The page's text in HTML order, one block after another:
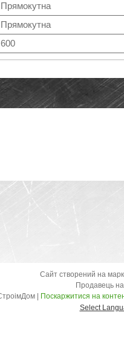
Прямокутна
Прямокутна
600
Сайт створений на
Продавець
Поскаржитися на
Select